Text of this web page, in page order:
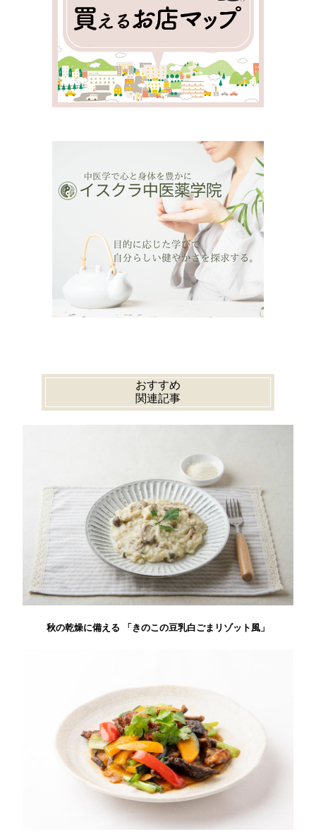
おすすめ
関連記事
秋の乾燥に備える 「きのこの豆乳白ごまリゾット風」